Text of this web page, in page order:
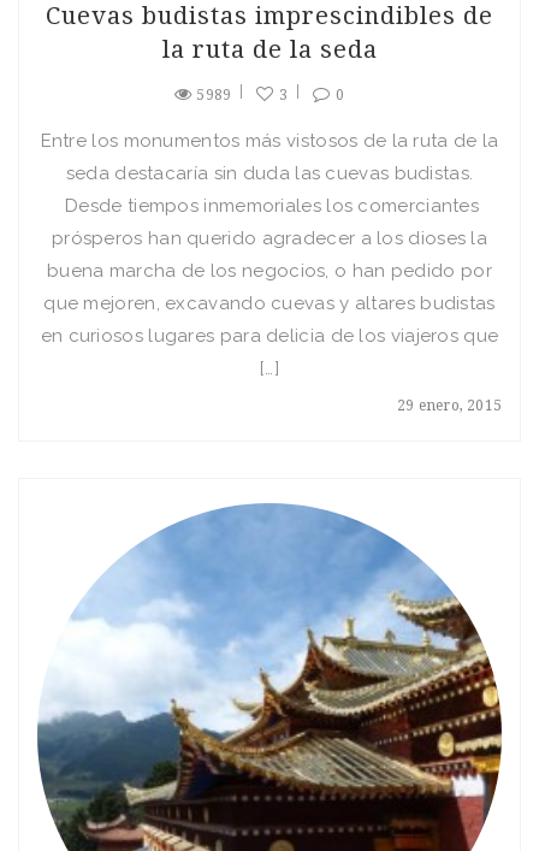
Cuevas budistas imprescindibles de
la ruta de la seda
5989 3 0
29 enero, 2015
Entre los monumentos más vistosos de la ruta de la
seda destacaría sin duda las cuevas budistas.
Desde tiempos inmemoriales los comerciantes
prósperos han querido agradecer a los dioses la
buena marcha de los negocios, o han pedido por
que mejoren, excavando cuevas y altares budistas
en curiosos lugares para delicia de los viajeros que
[…]